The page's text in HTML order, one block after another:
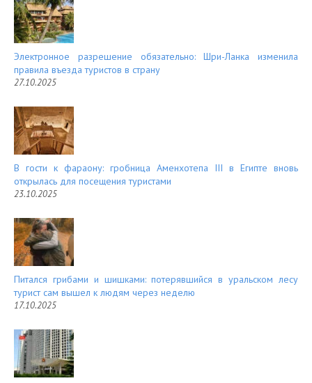
Электронное разрешение обязательно: Шри-Ланка изменила
правила въезда туристов в страну
27.10.2025
В гости к фараону: гробница Аменхотепа III в Египте вновь
открылась для посещения туристами
23.10.2025
Питался грибами и шишками: потерявшийся в уральском лесу
турист сам вышел к людям через неделю
17.10.2025